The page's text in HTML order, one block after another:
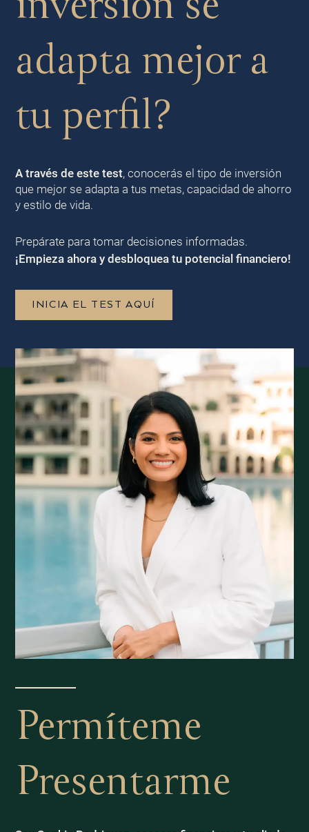
adapta mejor a
tu perfil?
A través de este test, conocerás el tipo de inversión
que mejor se adapta a tus metas, capacidad de ahorro
y estilo de vida.
Prepárate para tomar decisiones informadas.
¡Empieza ahora y desbloquea tu potencial financiero!
INICIA EL TEST AQUÍ
Permíteme
Presentarme